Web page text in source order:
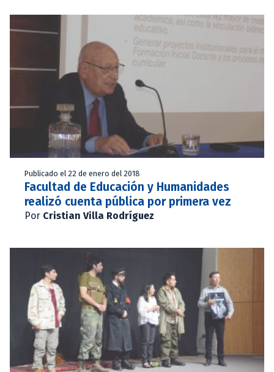
Publicado el 22 de enero del 2018
Facultad de Educación y Humanidades
realizó cuenta pública por primera vez
Por Cristian Villa Rodríguez